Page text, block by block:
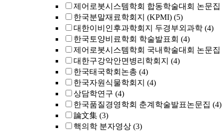
제어로봇시스템학회 합동학술대회 논문집
한국분말재료학회지 (KPMI) (5)
대한이비인후과학회지 두경부외과학 (4)
한국토양비료학회 학술발표회 (4)
제어로봇시스템학회 국내학술대회 논문집
대한구강악안면병리학회지 (4)
한국태국학회논총 (4)
한국자원식물학회지 (4)
상담학연구 (4)
한국품질경영학회 춘계학술발표논문집 (4)
論文集 (3)
핵의학 분자영상 (3)